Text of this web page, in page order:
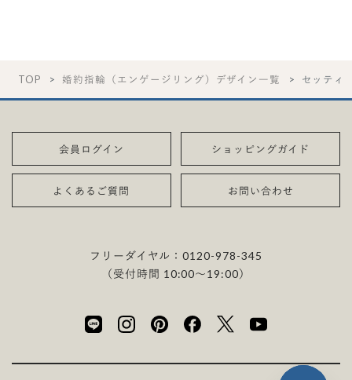
TOP 婚約指輪（エンゲージリング）デザイン一覧 セッティ
会員ログイン ショッピングガイド
よくあるご質問 お問い合わせ
フリーダイヤル：0120-978-345
（受付時間 10:00〜19:00）